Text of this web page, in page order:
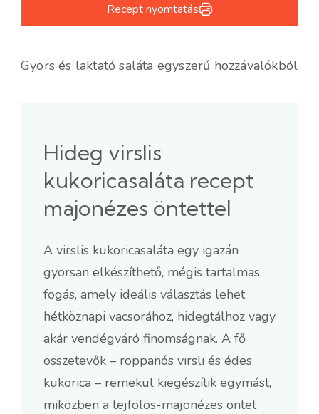
Recept nyomtatás
Gyors és laktató saláta egyszerű hozzávalókból
Hideg virslis
kukoricasaláta recept
majonézes öntettel
A virslis kukoricasaláta egy igazán
gyorsan elkészíthető, mégis tartalmas
fogás, amely ideális választás lehet
hétköznapi vacsorához, hidegtálhoz vagy
akár vendégváró finomságnak. A fő
összetevők – roppanós virsli és édes
kukorica – remekül kiegészítik egymást,
miközben a tejfölös-majonézes öntet